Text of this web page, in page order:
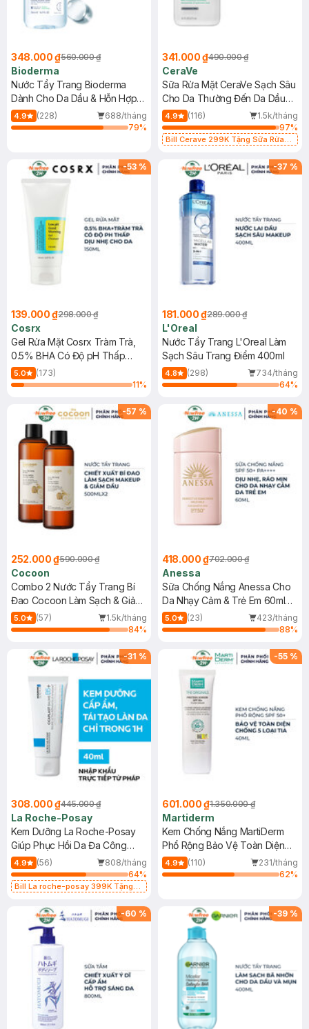
348.000 ₫560.000 ₫
Bioderma
Nước Tẩy Trang Bioderma
Dành Cho Da Dầu & Hỗn Hợp
500ml
4.9 (228)
688/tháng
79%
341.000 ₫490.000 ₫
CeraVe
Sữa Rửa Mặt CeraVe Sạch Sâu
Cho Da Thường Đến Da Dầu
473ml
4.9 (116)
1.5k/tháng
97%
Bill Cerave 299K Tặng Sữa Rửa
-53 %
139.000 ₫298.000 ₫
Cosrx
Gel Rửa Mặt Cosrx Tràm Trà,
0.5% BHA Có Độ pH Thấp
150ml
5.0
(173)
11%
-37 %
181.000 ₫289.000 ₫
L'Oreal
Nước Tẩy Trang L'Oreal Làm
Sạch Sâu Trang Điểm 400ml
4.8 (298)
734/tháng
64%
-57 %
252.000 ₫590.000 ₫
Cocoon
Combo 2 Nước Tẩy Trang Bí
Đao Cocoon Làm Sạch & Giảm
Dầu 500ml
5.0 (57)
1.5k/tháng
84%
-40 %
418.000 ₫702.000 ₫
Anessa
Sữa Chống Nắng Anessa Cho
Da Nhạy Cảm & Trẻ Em 60ml
(Mới)
5.0 (23)
423/tháng
88%
-31 %
308.000 ₫445.000 ₫
La Roche-Posay
Kem Dưỡng La Roche-Posay
Giúp Phục Hồi Da Đa Công
Dụng 40ml
4.9 (56)
808/tháng
64%
Bill La roche-posay 399K Tặng
(SL có hạn)
-55 %
601.000 ₫1.350.000 ₫
Martiderm
Kem Chống Nắng MartiDerm
Phổ Rộng Bảo Vệ Toàn Diện
40ml
4.9 (110)
231/tháng
62%
-60 % -39 %